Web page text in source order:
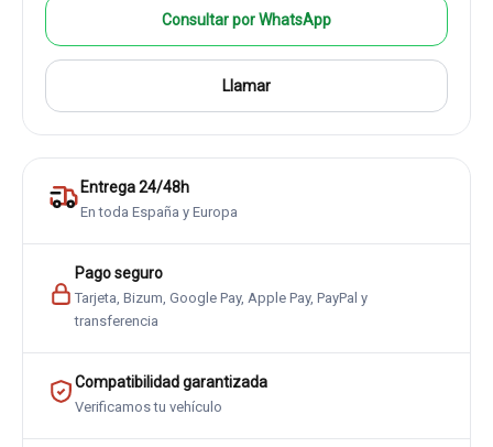
Consultar por WhatsApp
Llamar
Entrega 24/48h
En toda España y Europa
Pago seguro
Tarjeta, Bizum, Google Pay, Apple Pay, PayPal y
transferencia
Compatibilidad garantizada
Verificamos tu vehículo